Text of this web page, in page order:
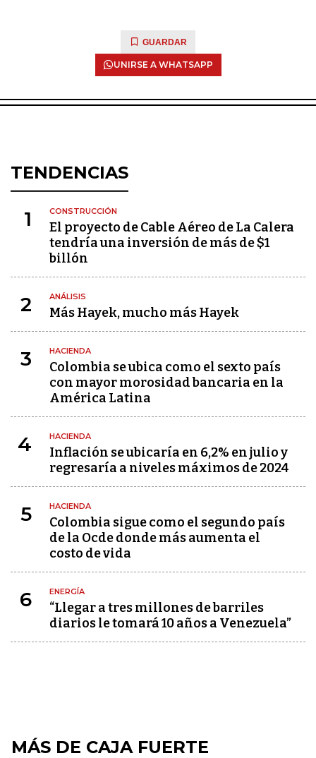
GUARDAR
UNIRSE A WHATSAPP
TENDENCIAS
1 CONSTRUCCIÓN
El proyecto de Cable Aéreo de La Calera
tendría una inversión de más de $1
billón
2 ANÁLISIS
Más Hayek, mucho más Hayek
3 HACIENDA
Colombia se ubica como el sexto país
con mayor morosidad bancaria en la
América Latina
4 HACIENDA
Inflación se ubicaría en 6,2% en julio y
regresaría a niveles máximos de 2024
5 HACIENDA
Colombia sigue como el segundo país
de la Ocde donde más aumenta el
costo de vida
6 ENERGÍA
“Llegar a tres millones de barriles
diarios le tomará 10 años a Venezuela”
MÁS DE CAJA FUERTE